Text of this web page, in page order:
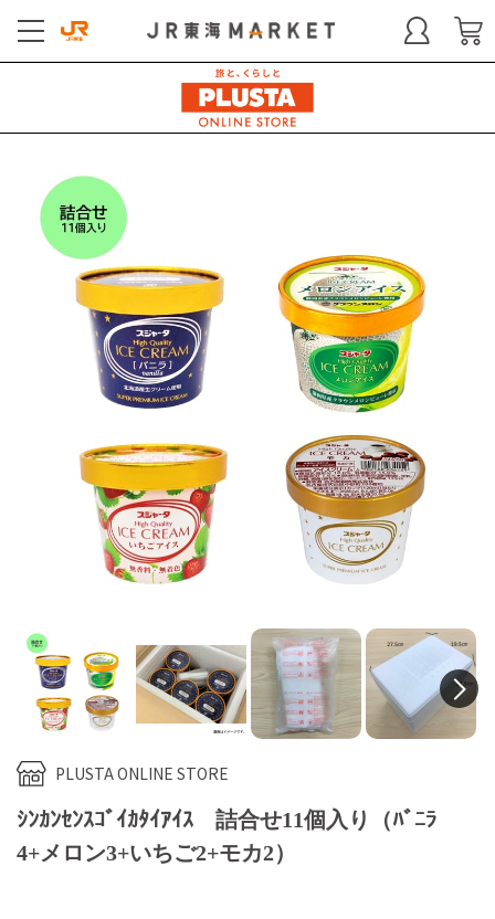
PLUSTA ONLINE STORE
ｼﾝｶﾝｾﾝｽｺﾞｲｶﾀｲｱｲｽ 詰合せ11個入り（ﾊﾞﾆﾗ
4+メロン3+いちご2+モカ2）